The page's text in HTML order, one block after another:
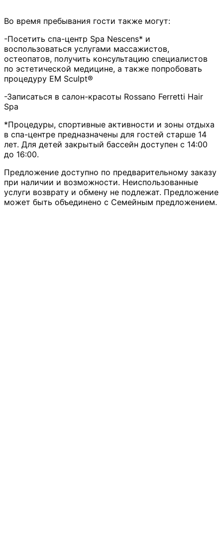
Во время пребывания гости также могут:
-Посетить спа-центр Spa Nescens* и
воспользоваться услугами массажистов,
остеопатов, получить консультацию специалистов
по эстетической медицине, а также попробовать
процедуру EM Sculpt®
-Записаться в салон-красоты Rossano Ferretti Hair
Spa
*Процедуры, спортивные активности и зоны отдыха
в спа-центре предназначены для гостей старше 14
лет. Для детей закрытый бассейн доступен с 14:00
до 16:00.
Предложение доступно по предварительному заказу
при наличии и возможности. Неиспользованные
услуги возврату и обмену не подлежат. Предложение
может быть объединено с Семейным предложением.